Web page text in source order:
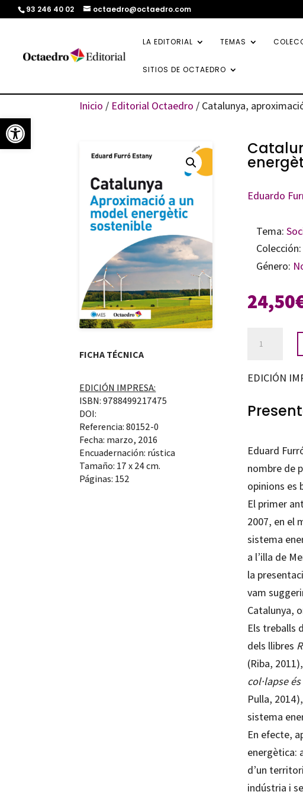
Abrir barra de herramientas
93 246 40 02 octaedro@octaedro.com
LA EDITORIAL TEMAS
SITIOS DE OCTAEDRO
Inicio / Editorial Octaedro / Catalunya,
FICHA TÉCNICA
EDICIÓN IMPRESA:
ISBN: 9788499217475
DOI:
Referencia: 80152-0
Fecha: marzo, 2016
Encuadernación: rústica
Tamaño: 17 x 24 cm.
Páginas: 152
Eduardo
Tema:
Colección:
Género:
24,50
aproximació
a
model
EDICIÓN
Eduard
nombre de
opinions es
El primer
2007, en el
sistema
a l’illa de
la
vam
Catalunya,
Els treballs
dels llibres
(Riba,
col·lapse
Pulla,
sistema
En efecte,
energètica:
d’un
indústria i